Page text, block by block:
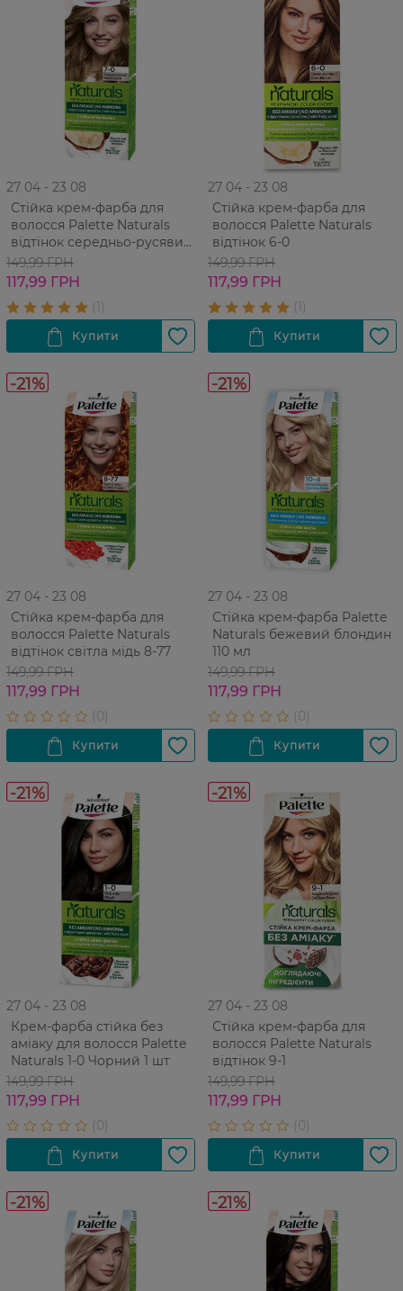
27 04 - 23 08
Стійка крем-фарба для
волосся Palette Naturals
відтінок середньо-русявий
7-0
149,99 ГРН
117,99 ГРН
27 04 - 23 08
Стійка крем-фарба для
волосся Palette Naturals
відтінок 6-0
149,99 ГРН
117,99 ГРН
-21%
27 04 - 23 08
Стійка крем-фарба для
волосся Palette Naturals
відтінок світла мідь 8-77
149,99 ГРН
117,99 ГРН
-21%
27 04 - 23 08
Стійка крем-фарба Palette
Naturals бежевий блондин
110 мл
149,99 ГРН
117,99 ГРН
-21%
27 04 - 23 08
Крем-фарба cтійка без
аміаку для волосся Palette
Naturals 1-0 Чорний 1 шт
149,99 ГРН
117,99 ГРН
-21%
27 04 - 23 08
Стійка крем-фарба для
волосся Palette Naturals
відтінок 9-1
149,99 ГРН
117,99 ГРН
-21% -21%